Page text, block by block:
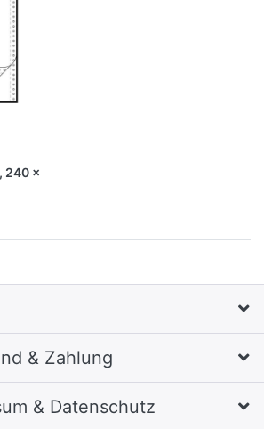
240 x
(1.000
& Zahlung
& Datenschutz